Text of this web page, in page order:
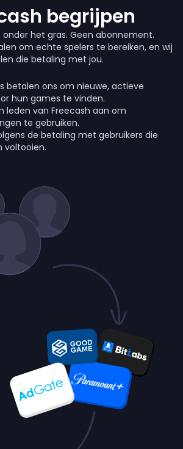
begrijpen
het gras. Geen abonnement.
om echte spelers te bereiken, en wij
die betaling met jou.
betalen ons om nieuwe, actieve
hun games te vinden.
leden van Freecash aan om
te gebruiken.
de betaling met gebruikers die
voltooien.